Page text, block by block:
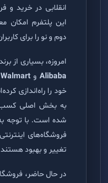
انقلابی در خرید و
این پلتفرم امکان
دوم و نو را برای
امروزه، بسیاری از
Alibaba و Walmart
خود را راه‌اندازی
به بخش اصلی
شده است. با توجه
فروشگاه‌های
تغییر و بهبود
در حال حاضر،